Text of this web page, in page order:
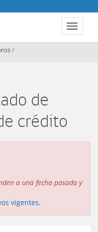
Toggle
/
de
crédito
a una fecha pasada y
vigentes.